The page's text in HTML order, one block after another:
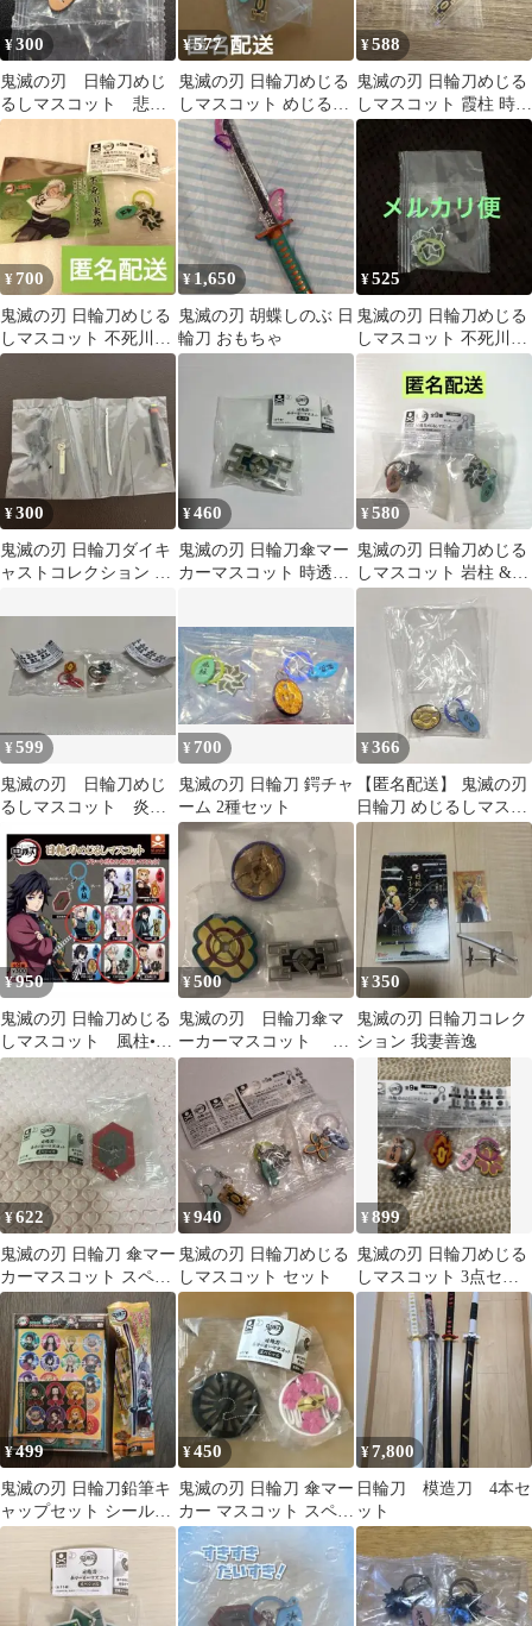
¥300
鬼滅の刃 日輪刀めじ
るしマスコット 悲鳴
嶼行冥 ガチャガチャ
¥577
鬼滅の刃 日輪刀めじる
しマスコット めじるし
チャーム 時透無一郎
¥588
鬼滅の刃 日輪刀めじる
しマスコット 霞柱 時透
無一郎
¥ 700
鬼滅の刃 日輪刀めじる
しマスコット 不死川実
弥 風柱 明治村 特典 ク
¥ 1,650
鬼滅の刃 胡蝶しのぶ 日
輪刀 おもちゃ
¥525
鬼滅の刃 日輪刀めじる
しマスコット 不死川実
弥
¥300
鬼滅の刃 日輪刀ダイキ
ャストコレクション 弍
¥460
鬼滅の刃 日輪刀傘マー
カーマスコット 時透無
¥580
鬼滅の刃 日輪刀めじる
しマスコット 岩柱 &
風柱
¥599
鬼滅の刃 日輪刀めじ
るしマスコット 炎
柱 煉獄杏寿郎 岩
柱 悲鳴嶼行冥
¥ 700
鬼滅の刃 日輪刀 鍔チャ
ーム 2種セット
¥366
【匿名配送】 鬼滅の刃
日輪刀 めじるしマスコ
ット 伊黒 小芭内 蛇柱
¥950
鬼滅の刃 日輪刀めじる
しマスコット 風柱•音
柱•霞柱
¥500
鬼滅の刃 日輪刀傘マ
ーカーマスコット 3
種セット
¥350
鬼滅の刃 日輪刀コレク
ション 我妻善逸
¥622
鬼滅の刃 日輪刀 傘マー
カーマスコット スペシ
ャル 冨岡義勇
¥940
鬼滅の刃 日輪刀めじる
しマスコット セット
¥899
鬼滅の刃 日輪刀めじる
しマスコット 3点セッ
ト
¥499
鬼滅の刃 日輪刀鉛筆キ
ャップセット シールセ
ット
¥450
鬼滅の刃 日輪刀 傘マー
カー マスコット スペシ
ャル 竈門炭治郎 栗花落
カナヲ
¥7,800
日輪刀 模造刀 4本セ
ット